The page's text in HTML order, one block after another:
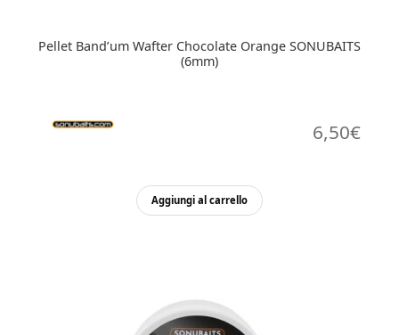
Pellet Band’um Wafter Chocolate Orange SONUBAITS
(6mm)
6,50€
Aggiungi al carrello